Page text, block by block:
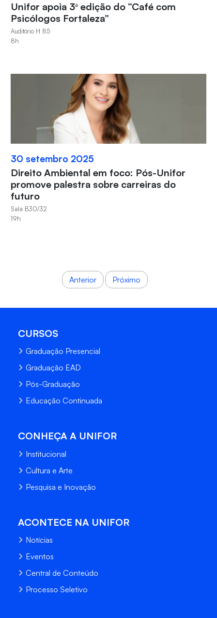
Unifor apoia 3ª edição do “Café com
Psicólogos Fortaleza”
Auditório H 85
8h
30 setembro 2025
Direito Ambiental em foco: Pós-Unifor
promove palestra sobre carreiras do
futuro
Sala B30/32
19h
Anterior Próximo
CURSOS
Graduação Presencial
Graduação EAD
Pós-Graduação
Educação Continuada
CONHEÇA A UNIFOR
Institucional
Cultura e Arte
Pesquisa e Inovação
ACONTECE NA UNIFOR
Notícias
Eventos
Central de Conteúdo
Processo Seletivo